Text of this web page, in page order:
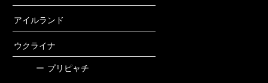
アイルランド
ウクライナ
ー プリピャチ